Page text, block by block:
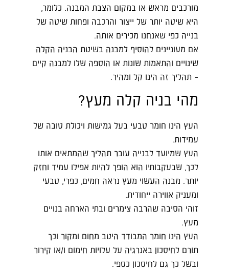
מורכבים מראש או במקום הצבת המבנה. כלומר,
היא שיטה יותר של ייצור והרכבה ופחות שיטה של
בנייה כפי שאנחנו מכירים אותה.
אם מעוניינים להוסיף למבנה בשיטת הבניה הקלה
שינויים והתאמות שונות או הוספה שלו למבנה קיים
– תהליך זה הינו קל ומהיר.
מהי בניה קלה מעץ?
העץ הינו חומר טבעי בעל גמישות ויכולת טובה של
עמידות.
העץ שמיועד לבנייה עובר תהליך שהמתאים אותו
לכך, שבעקבותיו הוא הופך להיות אפילו עמיד וחזק
יותר. מבנה העשוי מעץ נראה חמים, כפרי, טבעי
ומעניק אווירה ייחודית.
זוהי הסיבה שהרבה צימרים ובתי הארחה בנויים
מעץ.
העץ הינו חומר המבודד היטב מחום ומקור וכך
תורם לחיסכון באנרגיה על עלויות חימום ו/או קירור
ובשל כך גם לחיסכון כספי.